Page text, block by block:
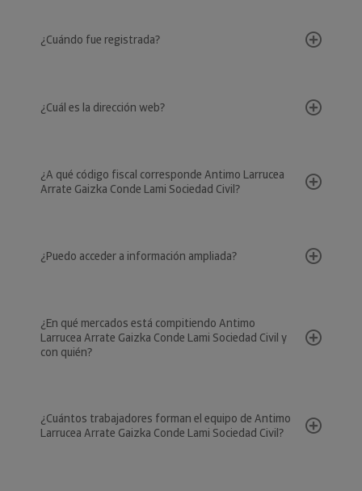
¿Cuándo fue registrada?
¿Cuál es la dirección web?
¿A qué código fiscal corresponde Antimo Larrucea
Arrate Gaizka Conde Lami Sociedad Civil?
¿Puedo acceder a información ampliada?
¿En qué mercados está compitiendo Antimo
Larrucea Arrate Gaizka Conde Lami Sociedad Civil y
con quién?
¿Cuántos trabajadores forman el equipo de Antimo
Larrucea Arrate Gaizka Conde Lami Sociedad Civil?